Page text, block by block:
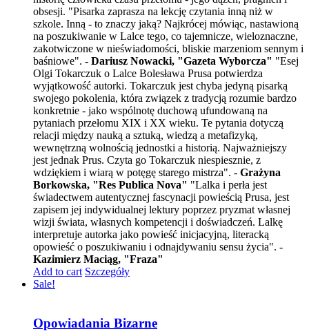
obsesji. "Pisarka zaprasza na lekcję czytania inną niż w
szkole. Inną - to znaczy jaką? Najkrócej mówiąc, nastawioną
na poszukiwanie w Lalce tego, co tajemnicze, wieloznaczne,
zakotwiczone w nieświadomości, bliskie marzeniom sennym i
baśniowe". - Dariusz Nowacki, "Gazeta Wyborcza" "Esej
Olgi Tokarczuk o Lalce Bolesława Prusa potwierdza
wyjątkowość autorki. Tokarczuk jest chyba jedyną pisarką
swojego pokolenia, która związek z tradycją rozumie bardzo
konkretnie - jako wspólnotę duchową ufundowaną na
pytaniach przełomu XIX i XX wieku. Te pytania dotyczą
relacji między nauką a sztuką, wiedzą a metafizyką,
wewnętrzną wolnością jednostki a historią. Najważniejszy
jest jednak Prus. Czyta go Tokarczuk niespiesznie, z
wdziękiem i wiarą w potęgę starego mistrza". - Grażyna
Borkowska, "Res Publica Nova" "Lalka i perła jest
świadectwem autentycznej fascynacji powieścią Prusa, jest
zapisem jej indywidualnej lektury poprzez pryzmat własnej
wizji świata, własnych kompetencji i doświadczeń. Lalkę
interpretuje autorka jako powieść inicjacyjną, literacką
opowieść o poszukiwaniu i odnajdywaniu sensu życia". -
Kazimierz Maciąg, "Fraza"
Add to cart Szczegóły
Sale!
Opowiadania Bizarne